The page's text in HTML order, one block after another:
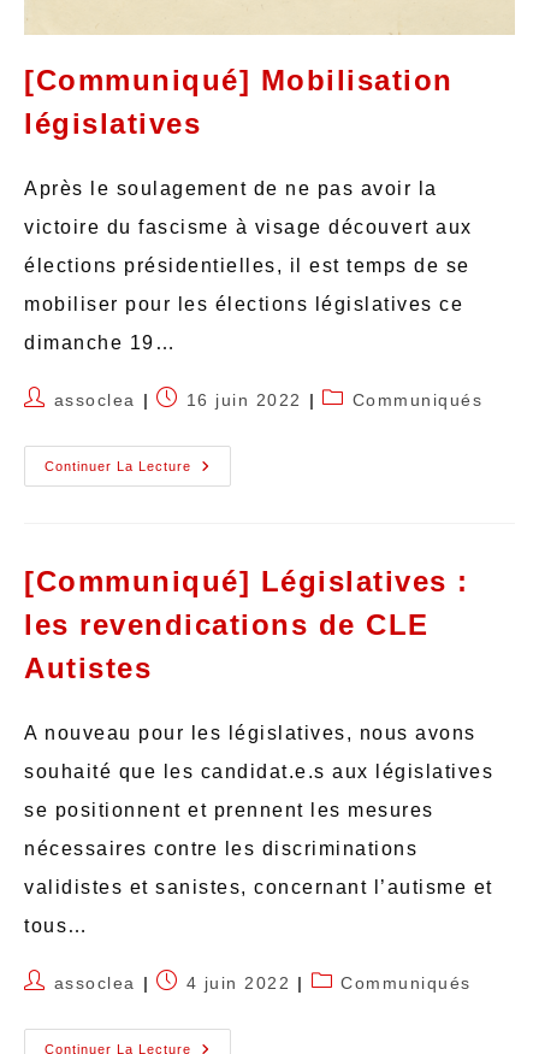
[Communiqué] Mobilisation
législatives
Après le soulagement de ne pas avoir la
victoire du fascisme à visage découvert aux
élections présidentielles, il est temps de se
mobiliser pour les élections législatives ce
dimanche 19…
assoclea 16 juin 2022 Communiqués
Continuer La Lecture
[Communiqué] Législatives :
les revendications de CLE
Autistes
A nouveau pour les législatives, nous avons
souhaité que les candidat.e.s aux législatives
se positionnent et prennent les mesures
nécessaires contre les discriminations
validistes et sanistes, concernant l’autisme et
tous…
assoclea 4 juin 2022 Communiqués
Continuer La Lecture